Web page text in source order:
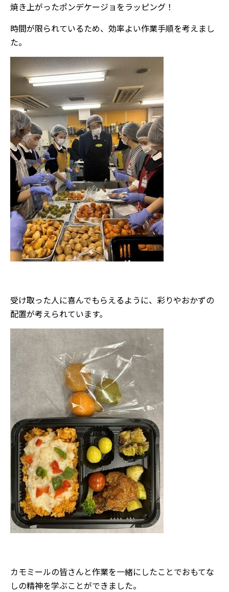
焼き上がったポンデケージョをラッピング！
時間が限られているため、効率よい作業手順を考えまし
た。
受け取った人に喜んでもらえるように、彩りやおかずの
配置が考えられています。
カモミールの皆さんと作業を一緒にしたことでおもてな
しの精神を学ぶことができました。